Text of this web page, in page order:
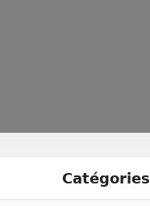
Catégories